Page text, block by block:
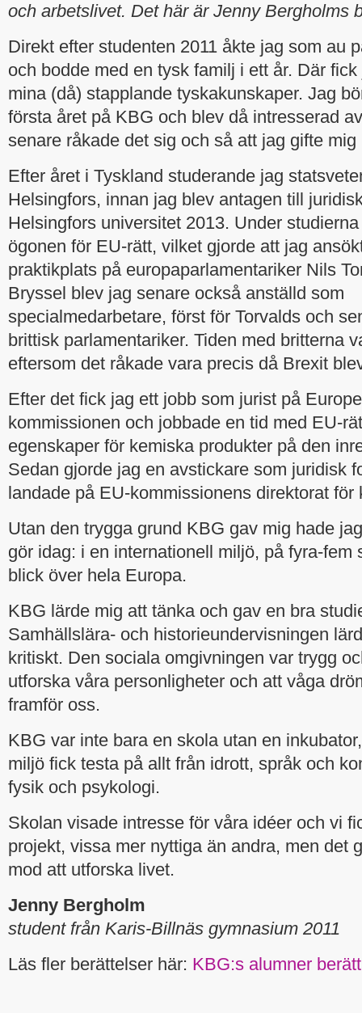
och arbetslivet. Det här är Jenny Bergholms
Direkt efter studenten 2011 åkte jag som au
och bodde med en tysk familj i ett år. Där
mina (då) stapplande tyskakunskaper. Jag
första året på KBG och blev då intresserad
senare råkade det sig och så att jag gifte
Efter året i Tyskland studerande jag
Helsingfors, innan jag blev antagen till
Helsingfors universitet 2013. Under
ögonen för EU-rätt, vilket gjorde att jag
praktikplats på europaparlamentariker Nils
Bryssel blev jag senare också anställd som
specialmedarbetare, först för Torvalds och
brittisk parlamentariker. Tiden med britterna
eftersom det råkade vara precis då Brexit
Efter det fick jag ett jobb som jurist på
kommissionen och jobbade en tid med EU-
egenskaper för kemiska produkter på den
Sedan gjorde jag en avstickare som juridisk
landade på EU-kommissionens direktorat för
Utan den trygga grund KBG gav mig hade
gör idag: i en internationell miljö, på fyra-fem
blick över hela Europa.
KBG lärde mig att tänka och gav en bra
Samhällslära- och historieundervisningen
kritiskt. Den sociala omgivningen var trygg
utforska våra personligheter och att våga
framför oss.
KBG var inte bara en skola utan en
miljö fick testa på allt från idrott, språk och
fysik och psykologi.
Skolan visade intresse för våra idéer och vi
projekt, vissa mer nyttiga än andra, men det
mod att utforska livet.
Jenny Bergholm
student från Karis-Billnäs gymnasium 2011
Läs fler berättelser här: KBG:s alumner